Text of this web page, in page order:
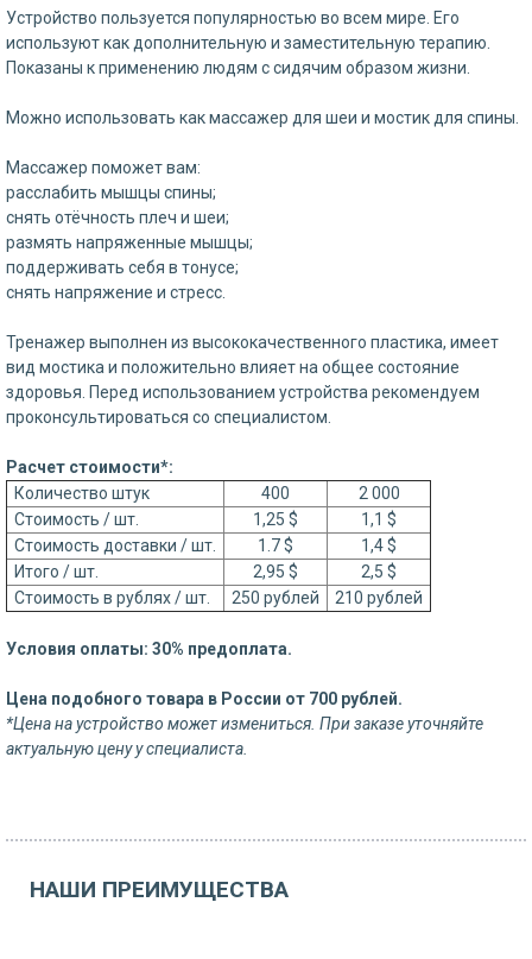
Устройство пользуется популярностью во всем мире. Его
используют как дополнительную и заместительную терапию.
Показаны к применению людям с сидячим образом жизни.
Можно использовать как массажер для шеи и мостик для спины.
Массажер поможет вам:
расслабить мышцы спины;
снять отёчность плеч и шеи;
размять напряженные мышцы;
поддерживать себя в тонусе;
снять напряжение и стресс.
Тренажер выполнен из высококачественного пластика, имеет
вид мостика и положительно влияет на общее состояние
здоровья. Перед использованием устройства рекомендуем
проконсультироваться со специалистом.
Расчет стоимости*:
Количество штук
400
2 000
Стоимость / шт.
1,25 $
1,1 $
Стоимость доставки / шт.
1.7 $
1,4 $
Итого / шт.
2,95 $
2,5 $
Стоимость в рублях / шт.
250 рублей 210 рублей
Условия оплаты: 30% предоплата.
Цена подобного товара в России от 700 рублей.
*Цена на устройство может измениться. При заказе уточняйте
актуальную цену у специалиста.
НАШИ ПРЕИМУЩЕСТВА